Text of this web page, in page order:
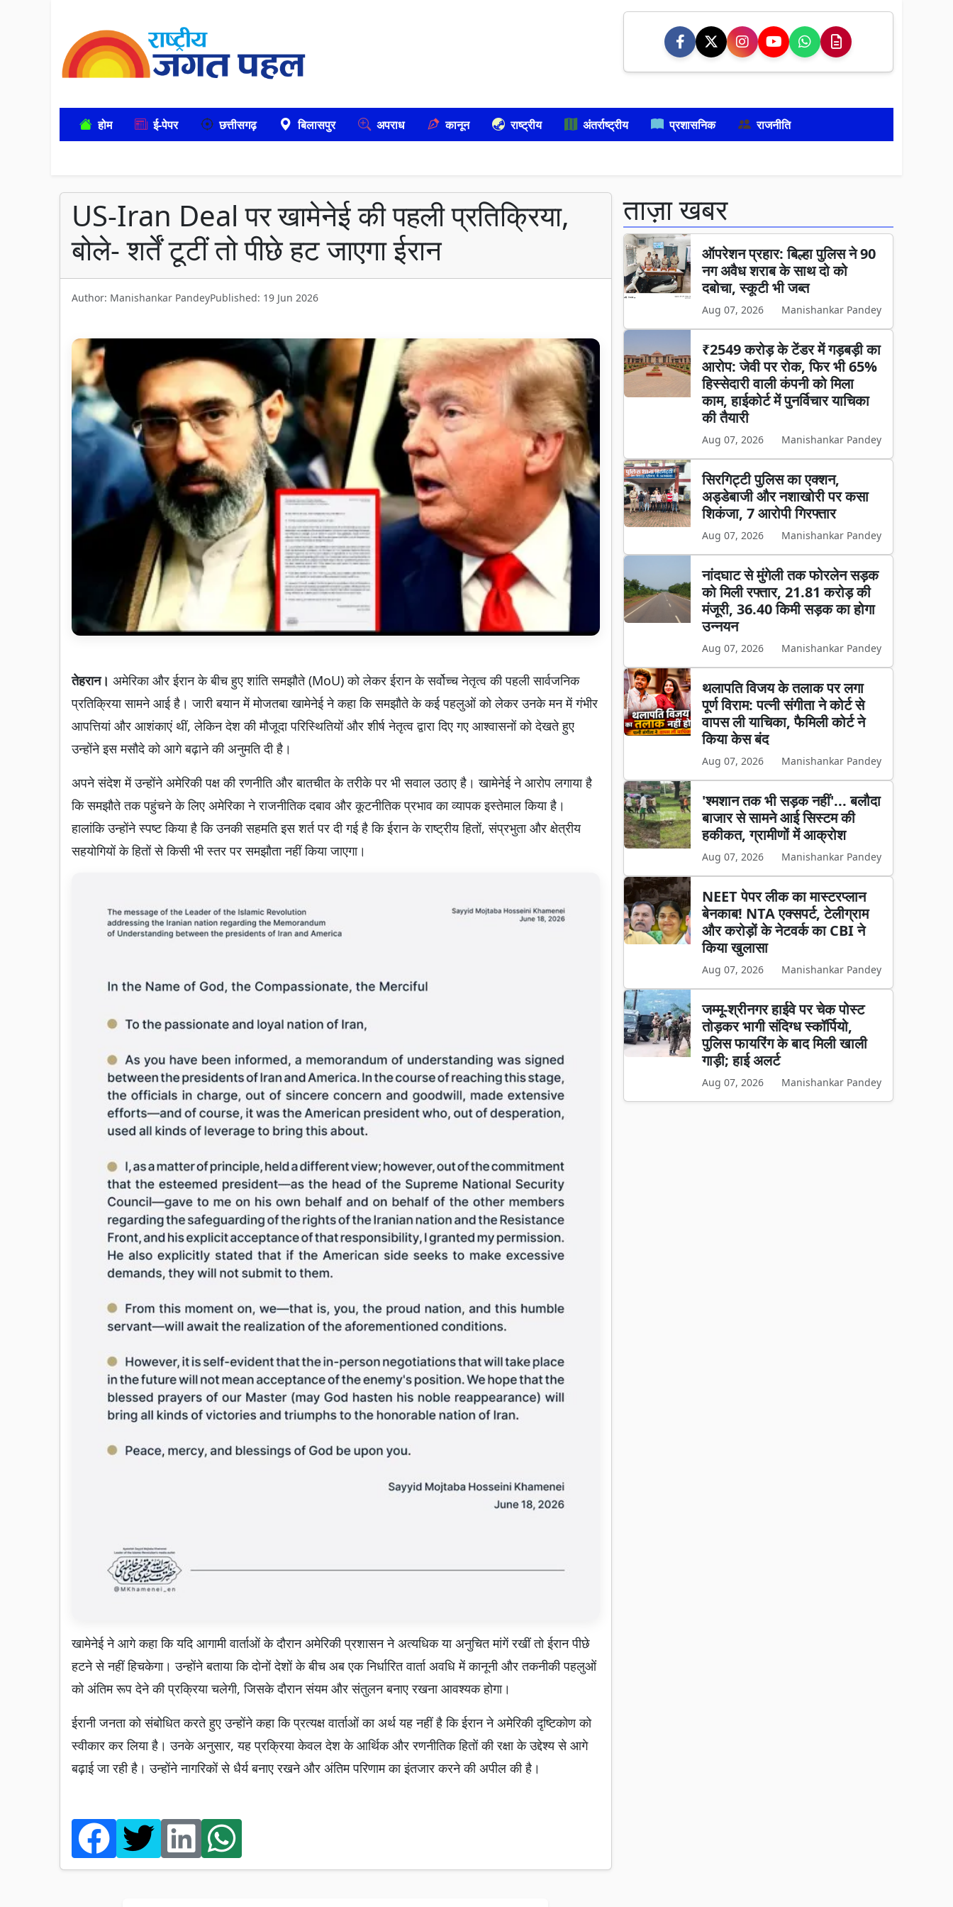
होम ई-पेपर छत्तीसगढ़ बिलासपुर अपराध कानून राष्ट्रीय अंतर्राष्ट्रीय प्रशासनिक राजनीति
US-Iran Deal पर खामेनेई की पहली प्रतिक्रिया,
बोले- शर्तें टूटीं तो पीछे हट जाएगा ईरान
Author: Manishankar PandeyPublished: 19 Jun 2026
तेहरान। अमेरिका और ईरान के बीच हुए शांति समझौते (MoU) को लेकर ईरान के सर्वोच्च नेतृत्व की पहली सार्वजनिक
प्रतिक्रिया सामने आई है। जारी बयान में मोजतबा खामेनेई ने कहा कि समझौते के कई पहलुओं को लेकर उनके मन में गंभीर
आपत्तियां और आशंकाएं थीं, लेकिन देश की मौजूदा परिस्थितियों और शीर्ष नेतृत्व द्वारा दिए गए आश्वासनों को देखते हुए
उन्होंने इस मसौदे को आगे बढ़ाने की अनुमति दी है।
अपने संदेश में उन्होंने अमेरिकी पक्ष की रणनीति और बातचीत के तरीके पर भी सवाल उठाए है। खामेनेई ने आरोप लगाया है
कि समझौते तक पहुंचने के लिए अमेरिका ने राजनीतिक दबाव और कूटनीतिक प्रभाव का व्यापक इस्तेमाल किया है।
हालांकि उन्होंने स्पष्ट किया है कि उनकी सहमति इस शर्त पर दी गई है कि ईरान के राष्ट्रीय हितों, संप्रभुता और क्षेत्रीय
सहयोगियों के हितों से किसी भी स्तर पर समझौता नहीं किया जाएगा।
खामेनेई ने आगे कहा कि यदि आगामी वार्ताओं के दौरान अमेरिकी प्रशासन ने अत्यधिक या अनुचित मांगें रखीं तो ईरान पीछे
हटने से नहीं हिचकेगा। उन्होंने बताया कि दोनों देशों के बीच अब एक निर्धारित वार्ता अवधि में कानूनी और तकनीकी पहलुओं
को अंतिम रूप देने की प्रक्रिया चलेगी, जिसके दौरान संयम और संतुलन बनाए रखना आवश्यक होगा।
ईरानी जनता को संबोधित करते हुए उन्होंने कहा कि प्रत्यक्ष वार्ताओं का अर्थ यह नहीं है कि ईरान ने अमेरिकी दृष्टिकोण को
स्वीकार कर लिया है। उनके अनुसार, यह प्रक्रिया केवल देश के आर्थिक और रणनीतिक हितों की रक्षा के उद्देश्य से आगे
बढ़ाई जा रही है। उन्होंने नागरिकों से धैर्य बनाए रखने और अंतिम परिणाम का इंतजार करने की अपील की है।
ताज़ा खबर
ऑपरेशन प्रहार: बिल्हा पुलिस ने 90
नग अवैध शराब के साथ दो को
दबोचा, स्कूटी भी जब्त
Aug 07, 2026 Manishankar Pandey
₹2549 करोड़ के टेंडर में गड़बड़ी का
आरोप: जेवी पर रोक, फिर भी 65%
हिस्सेदारी वाली कंपनी को मिला
काम, हाईकोर्ट में पुनर्विचार याचिका
की तैयारी
Aug 07, 2026 Manishankar Pandey
सिरगिट्टी पुलिस का एक्शन,
अड्डेबाजी और नशाखोरी पर कसा
शिकंजा, 7 आरोपी गिरफ्तार
Aug 07, 2026 Manishankar Pandey
नांदघाट से मुंगेली तक फोरलेन सड़क
को मिली रफ्तार, 21.81 करोड़ की
मंजूरी, 36.40 किमी सड़क का होगा
उन्नयन
Aug 07, 2026 Manishankar Pandey
थलापति विजय के तलाक पर लगा
पूर्ण विराम: पत्नी संगीता ने कोर्ट से
वापस ली याचिका, फैमिली कोर्ट ने
किया केस बंद
Aug 07, 2026 Manishankar Pandey
'श्मशान तक भी सड़क नहीं'... बलौदा
बाजार से सामने आई सिस्टम की
हकीकत, ग्रामीणों में आक्रोश
Aug 07, 2026 Manishankar Pandey
NEET पेपर लीक का मास्टरप्लान
बेनकाब! NTA एक्सपर्ट, टेलीग्राम
और करोड़ों के नेटवर्क का CBI ने
किया खुलासा
Aug 07, 2026 Manishankar Pandey
जम्मू-श्रीनगर हाईवे पर चेक पोस्ट
तोड़कर भागी संदिग्ध स्कॉर्पियो,
पुलिस फायरिंग के बाद मिली खाली
गाड़ी; हाई अलर्ट
Aug 07, 2026 Manishankar Pandey